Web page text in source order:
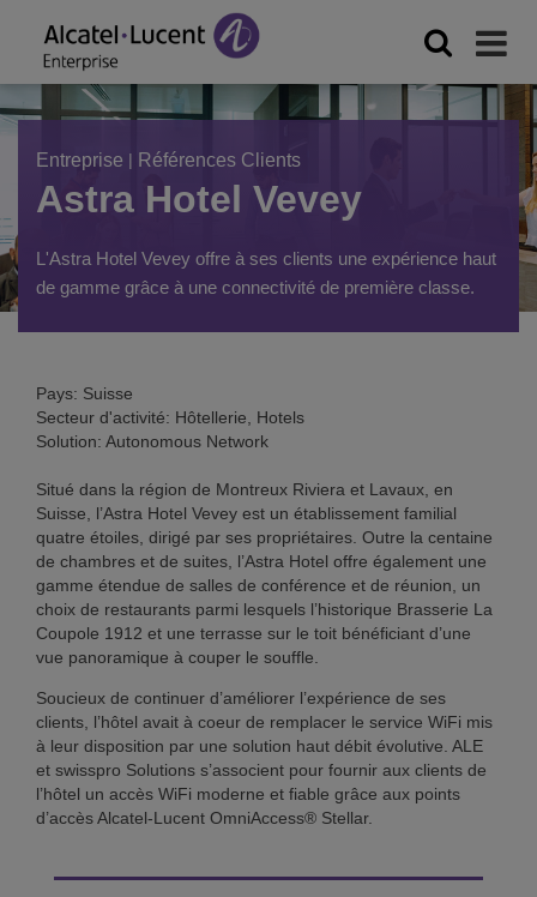
Entreprise | Références Clients
Astra Hotel Vevey
L'Astra Hotel Vevey offre à ses clients une expérience haut
de gamme grâce à une connectivité de première classe.
Pays: Suisse
Secteur d'activité: Hôtellerie, Hotels
Solution: Autonomous Network
Situé dans la région de Montreux Riviera et Lavaux, en
Suisse, l’Astra Hotel Vevey est un établissement familial
quatre étoiles, dirigé par ses propriétaires. Outre la centaine
de chambres et de suites, l’Astra Hotel offre également une
gamme étendue de salles de conférence et de réunion, un
choix de restaurants parmi lesquels l’historique Brasserie La
Coupole 1912 et une terrasse sur le toit bénéficiant d’une
vue panoramique à couper le souffle.
Soucieux de continuer d’améliorer l’expérience de ses
clients, l’hôtel avait à coeur de remplacer le service WiFi mis
à leur disposition par une solution haut débit évolutive. ALE
et swisspro Solutions s’associent pour fournir aux clients de
l’hôtel un accès WiFi moderne et fiable grâce aux points
d’accès Alcatel-Lucent OmniAccess® Stellar.